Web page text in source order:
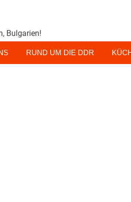
Bulgarien!
RUND UM DIE DDR